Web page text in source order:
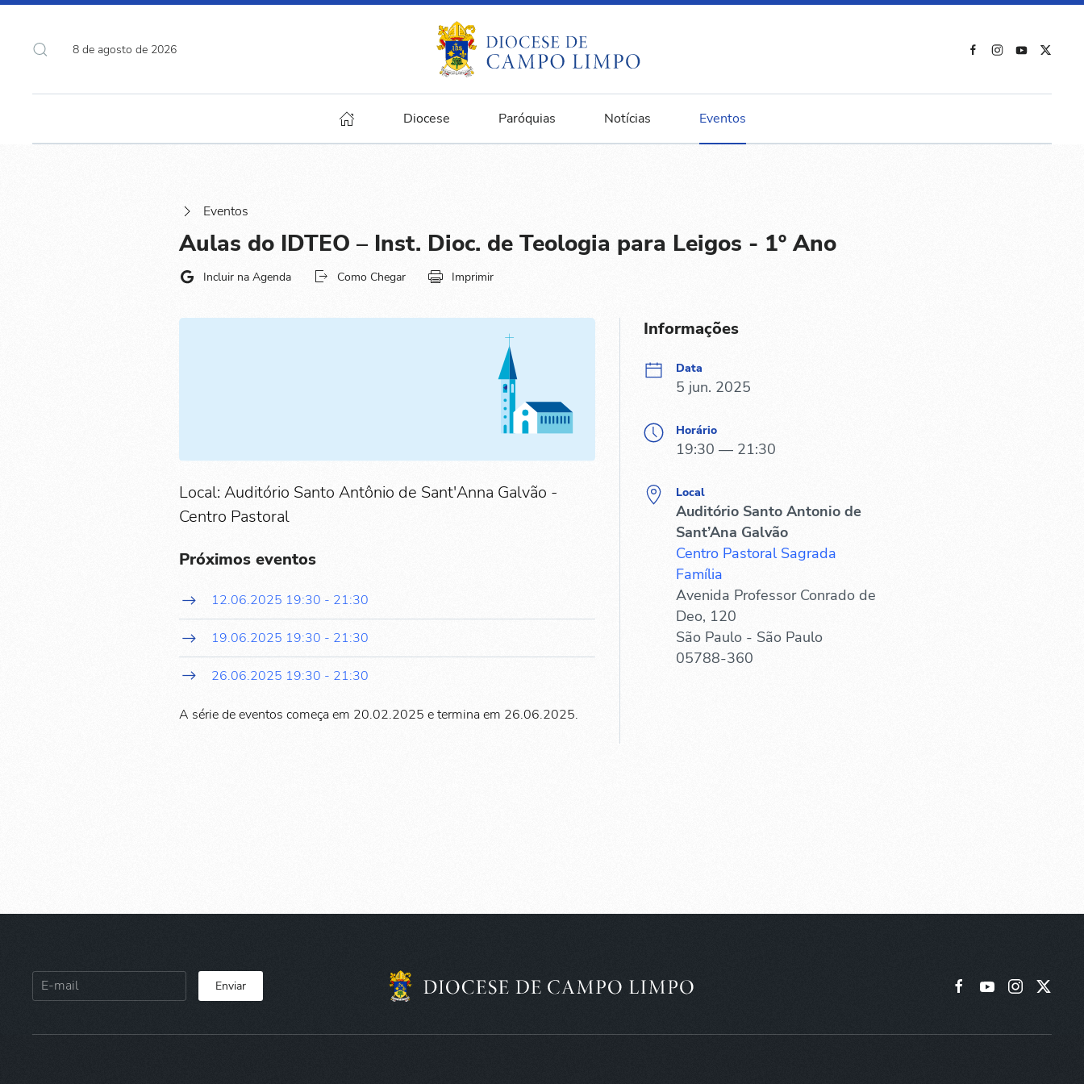
8 de agosto de 2026
Diocese Paróquias Notícias Eventos
Eventos
Aulas do IDTEO – Inst. Dioc. de Teologia para Leigos - 1º Ano
Incluir na Agenda Como Chegar Imprimir
Local: Auditório Santo Antônio de Sant'Anna Galvão -
Centro Pastoral
Próximos eventos
12.06.2025 19:30 - 21:30
19.06.2025 19:30 - 21:30
26.06.2025 19:30 - 21:30
A série de eventos começa em 20.02.2025 e termina em 26.06.2025.
Informações
Data
5 jun. 2025
Horário
19:30 — 21:30
Local
Auditório Santo Antonio de
Sant’Ana Galvão
Centro Pastoral Sagrada
Família
Avenida Professor Conrado de
Deo, 120
São Paulo - São Paulo
05788-360
Enviar